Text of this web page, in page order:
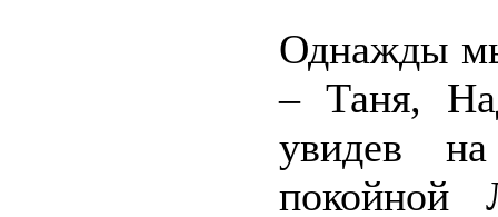
Однажды
– Таня,
увидев